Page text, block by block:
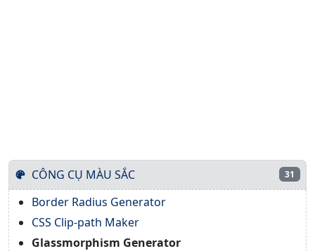
CÔNG CỤ MÀU SẮC 31
Border Radius Generator
CSS Clip-path Maker
Glassmorphism Generator